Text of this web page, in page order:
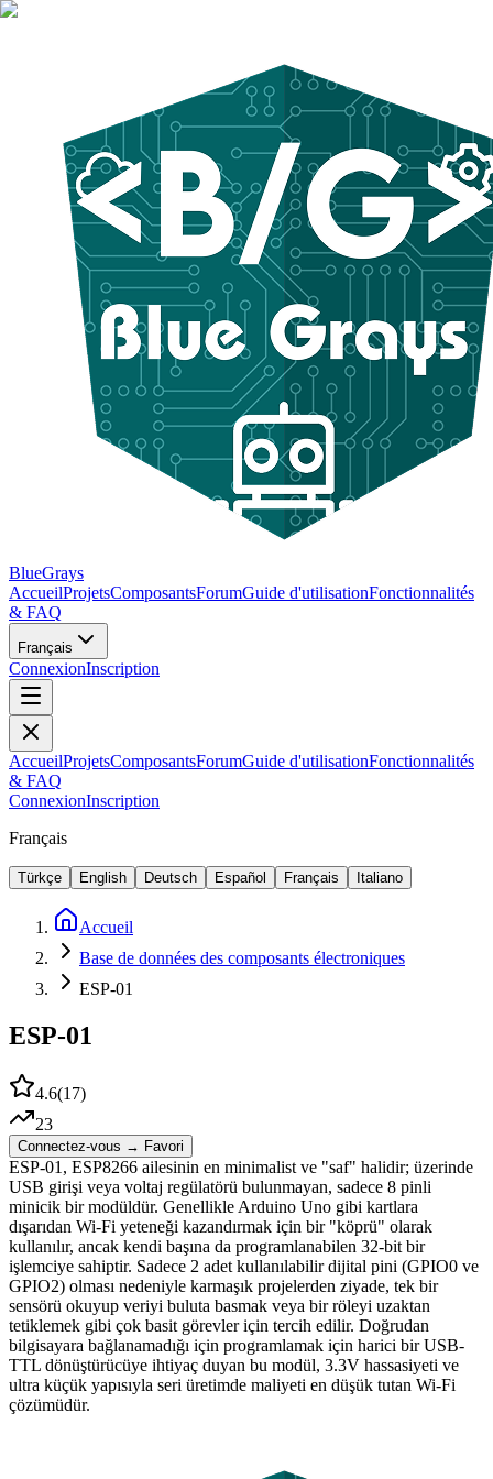
BlueGrays
AccueilProjetsComposantsForumGuide d'utilisationFonctionnalités
& FAQ
Français
ConnexionInscription
AccueilProjetsComposantsForumGuide d'utilisationFonctionnalités
& FAQ
ConnexionInscription
Français
Türkçe English Deutsch Español Français Italiano
Accueil
Base de données des composants électroniques
ESP-01
ESP-01
4.6(17)
23
Connectez-vous → Favori
ESP-01, ESP8266 ailesinin en minimalist ve "saf" halidir; üzerinde
USB girişi veya voltaj regülatörü bulunmayan, sadece 8 pinli
minicik bir modüldür. Genellikle Arduino Uno gibi kartlara
dışarıdan Wi-Fi yeteneği kazandırmak için bir "köprü" olarak
kullanılır, ancak kendi başına da programlanabilen 32-bit bir
işlemciye sahiptir. Sadece 2 adet kullanılabilir dijital pini (GPIO0 ve
GPIO2) olması nedeniyle karmaşık projelerden ziyade, tek bir
sensörü okuyup veriyi buluta basmak veya bir röleyi uzaktan
tetiklemek gibi çok basit görevler için tercih edilir. Doğrudan
bilgisayara bağlanamadığı için programlamak için harici bir USB-
TTL dönüştürücüye ihtiyaç duyan bu modül, 3.3V hassasiyeti ve
ultra küçük yapısıyla seri üretimde maliyeti en düşük tutan Wi-Fi
çözümüdür.